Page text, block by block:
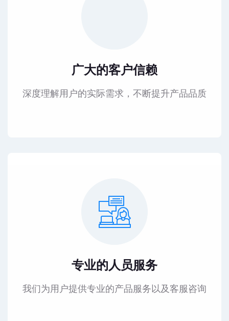
广大的客户信赖
深度理解用户的实际需求，不断提升产品品质
专业的人员服务
我们为用户提供专业的产品服务以及客服咨询